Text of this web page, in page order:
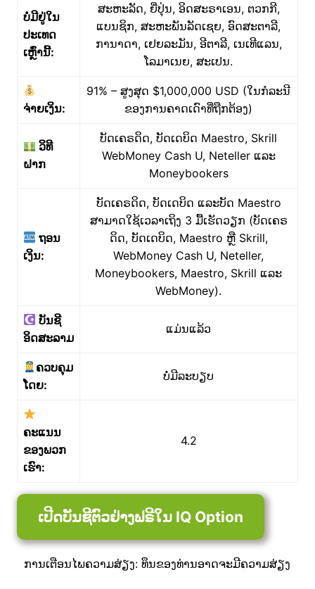
ບໍ່ມີຢູ່ໃນ
ປະເທດ
ເຫຼົ່ານີ້:
ສະຫະລັດ, ຍີ່ປຸ່ນ, ອິດສະຣາເອນ, ຕວກກີ,
ແບນຊິກ, ສະຫະພັນລັດເຊຍ, ອົດສະຕາລີ,
ການາດາ, ເຢຍລະມັນ, ອີຕາລີ, ເນເທີແລນ,
ໂລມາເນຍ, ສະເປນ.
ຈ່າຍເງິນ:
91% – ສູງສຸດ $1,000,000 USD (ໃນກໍລະນີ
ຂອງການຄາດເດົາທີ່ຖືກຕ້ອງ)
ວິທີ
ຝາກ
ບັດເຄຣດິດ, ບັດເດບິດ Maestro, Skrill
WebMoney Cash U, Neteller ແລະ
Moneybookers
ຖອນ
ເງິນ:
ບັດເຄຣດິດ, ບັດເດບິດ ແລະບັດ Maestro
ສາມາດໃຊ້ເວລາເຖິງ 3 ມື້ເຮັດວຽກ (ບັດເຄຣ
ດິດ, ບັດເດບິດ, Maestro ຫຼື Skrill,
WebMoney Cash U, Neteller,
Moneybookers, Maestro, Skrill ແລະ
WebMoney).
ບັນຊີ
ອິດສະລາມ
ແມ່ນແລ້ວ
ຄວບຄຸມ
ໂດຍ:
ບໍ່ມີລະບຽບ
ຄະແນນ
ຂອງພວກ
ເຮົາ:
4.2
ເປີດບັນຊີຕົວຢ່າງຟຣີໃນ IQ Option
ການເຕືອນໄພຄວາມສ່ຽງ: ທຶນຂອງທ່ານອາດຈະມີຄວາມສ່ຽງ